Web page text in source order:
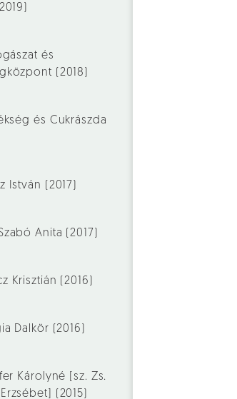
és
(2018)
és Cukrászda
István (2017)
Anita (2017)
Krisztián (2016)
Dalkör (2016)
Károlyné [sz. Zs.
(2015)